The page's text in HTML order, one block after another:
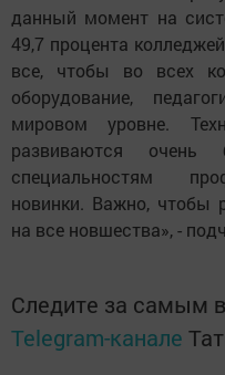
данный момент на
49,7 процента
все, чтобы во всех
оборудование,
мировом уровне.
развиваются
специальностям
новинки. Важно, чтобы
на все новшества», -
Следите за самым
Telegram-канале